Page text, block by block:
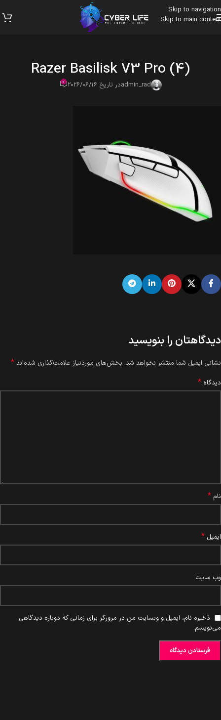
Skip to navigation
Skip to main content
Razer Basilisk V3 Pro (4)
admin_radدر تاریخ 2026/06/16 0
دیدگاهتان را بنویسید
نشانی ایمیل شما منتشر نخواهد شد. بخش‌های موردنیاز علامت‌گذاری شده‌اند *
دیدگاه *
نام *
ایمیل *
وب‌ سایت
ذخیره نام، ایمیل و وبسایت من در مرورگر برای زمانی که دوباره دیدگاهی
می‌نویسم.